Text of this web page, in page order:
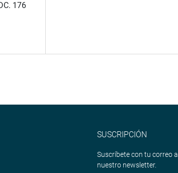
176
SUSCRIPCIÓN
Suscríbete con tu correo a
nuestro newsletter.